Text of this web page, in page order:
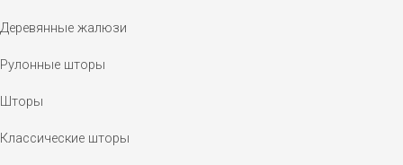
Деревянные жалюзи
Рулонные шторы
Шторы
Классические шторы